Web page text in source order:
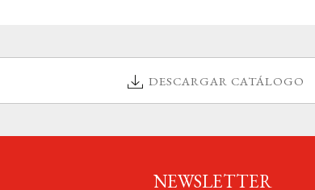
DESCARGAR CATÁLOGO
NEWSLETTER